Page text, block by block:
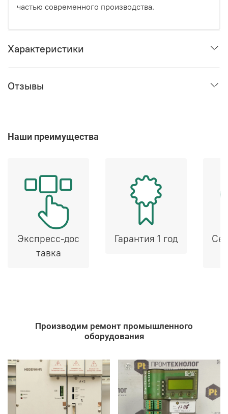
частью современного производства.
Характеристики
Отзывы
Наши преимущества
Экспресс-дос
тавка
Гарантия 1 год
Производим ремонт промышленного
оборудования